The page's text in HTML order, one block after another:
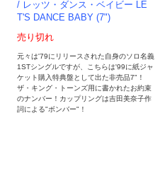
/ レッツ・ダンス・ベイビー LE
T'S DANCE BABY (7")
売り切れ
元々は'79にリリースされた自身のソロ名義
1STシングルですが、こちらは'99に紙ジャ
ケット購入特典盤として出た非売品7"！
ザ・キング・トーンズ用に書かれたお約束
のナンバー！カップリングは吉田美奈子作
詞による"ボンバー"！